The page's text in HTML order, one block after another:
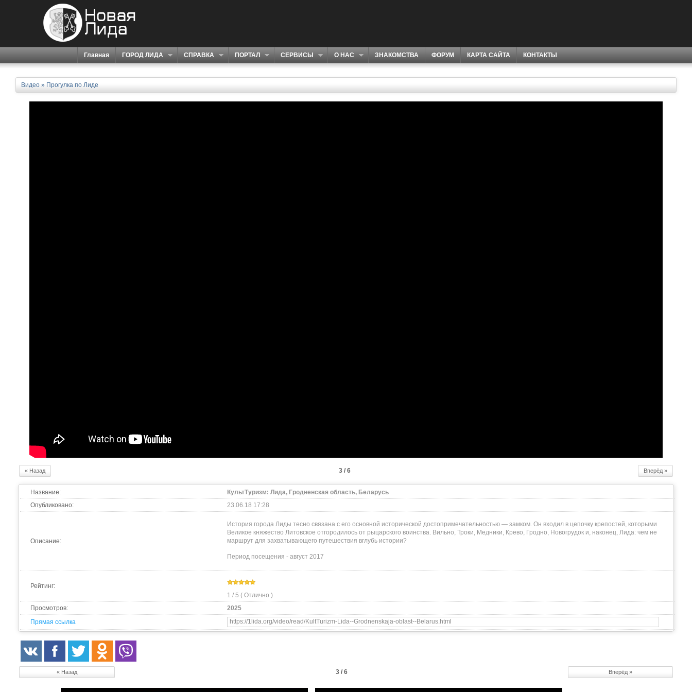
Главная ГОРОД ЛИДА СПРАВКА ПОРТАЛ СЕРВИСЫ О НАС ЗНАКОМСТВА ФОРУМ КАРТА САЙТА КОНТАКТЫ
Видео » Прогулка по Лиде
« Назад 3 / 6 Вперёд »
Название:
КультТуризм: Лида, Гродненская область, Беларусь
Опубликовано:
23.06.18 17:28
Описание:
История города Лиды тесно связана с его основной исторической достопримечательностью — замком. Он входил в цепочку крепостей, которыми
Великое княжество Литовское отгородилось от рыцарского воинства. Вильно, Троки, Медники, Крево, Гродно, Новогрудок и, наконец, Лида: чем не
маршрут для захватывающего путешествия вглубь истории?
Период посещения - август 2017
Рейтинг:
1 / 5 ( Отлично )
Просмотров:
2025
Прямая ссылка
« Назад 3 / 6 Вперёд »